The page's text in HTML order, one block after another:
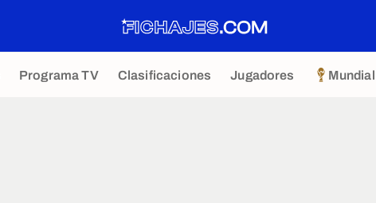
Programa TV Clasificaciones Jugadores Mundial